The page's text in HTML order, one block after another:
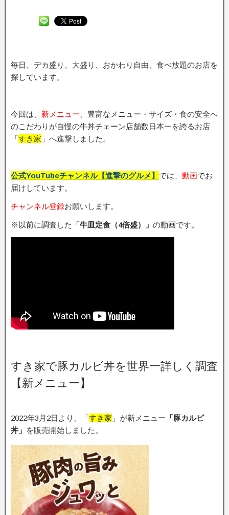
毎日、デカ盛り、大盛り、おかわり自由、食べ放題のお店を
探しています。
今回は、 新メニュー 、豊富なメニュー・サイズ・食の安全へ
のこだわりが自慢の牛丼チェーン店舗数日本一を誇るお店
「すき家 」へ進撃しました。
公式YouTubeチャンネル【進撃のグルメ】 では、 動画でお
届けしています。
チャンネル登録お願いします。
※以前に調査した 「牛皿定食（4倍盛）」 の動画です。
すき家で豚カルビ丼を世界一詳しく調査
【新メニュー】
2022年3月2日より、「すき家 」が新メニュー 「豚カルビ
丼」 を販売開始しました。